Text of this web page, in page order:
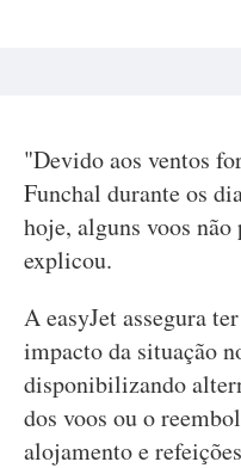
"Devido aos ventos
Funchal durante os
hoje, alguns voos
explicou.
A easyJet assegura
impacto da situação
disponibilizando
dos voos ou o
alojamento e